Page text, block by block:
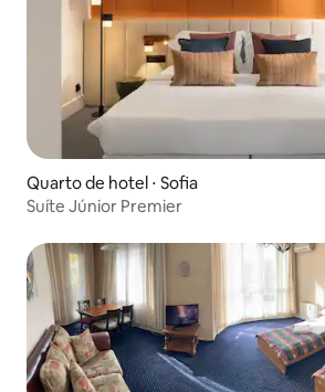
Quarto de hotel ⋅ Sofia
Suíte Júnior Premier